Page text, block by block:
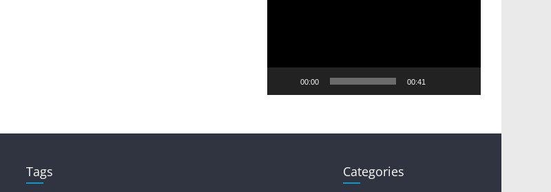
00:00 00:41
Tags Categories